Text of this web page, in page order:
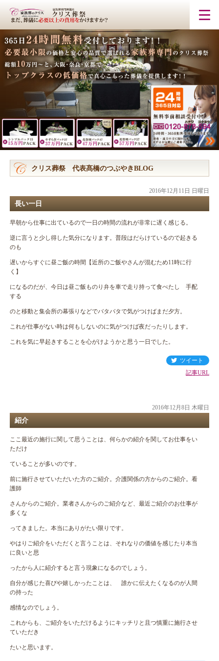
クリス葬祭 代表髙橋のつぶやきBLOG
2016年12月11日 日曜日
長い一日
早朝から仕事に出ているので一日の時間の流れが非常に遅く感じる。
逆に言うと少し得した気分になります。普段はだらけているので起きる
のも
遅いからすぐに昼ご飯の時間【近所のご飯やさんが混むため11時に行
く】
になるのだが、今日は昼ご飯ものり弁を車で走り持って食べたし 手配
する
のと移動と集会所の幕張りなどでバタバタで気がつけばまだ夕方。
これが仕事がない時は何もしないのに気がつけば夜だったりします。
これを気に早起きすることを心がけようかと思う一日でした。
ツイート
記事URL
2016年12月8日 木曜日
紹介
ここ最近の施行に関して思うことは、何らかの紹介を関してお仕事をい
ただけ
ていることが多いのです。
前に施行させていただいた方のご紹介。介護関係の方からのご紹介。看
護師
さんからのご紹介。業者さんからのご紹介など、最近ご紹介のお仕事が
多くな
ってきました。本当にありがたい限りです。
やはりご紹介をいただくと言うことは、それなりの価値を感じたり本当
に良いと思
ったから人に紹介すると言う現象になるのでしょう。
自分が感じた喜びや嬉しかったことは、 誰かに伝えたくなるのが人間
の持った
感情なのでしょう。
これからも、ご紹介をいただけるようにキッチリと且つ慎重に施行させ
ていただき
たいと思います。